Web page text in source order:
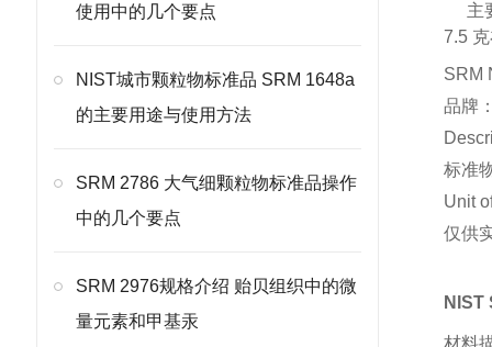
使用中的几个要点
NIST城市颗粒物标准品 SRM 1648a
的主要用途与使用方法
SRM 2786 大气细颗粒物标准品操作
中的几个要点
SRM 2976规格介绍 贻贝组织中的微
量元素和甲基汞
主
7.5
SRM
品牌
标准
Unit
仅供
NIST
材料